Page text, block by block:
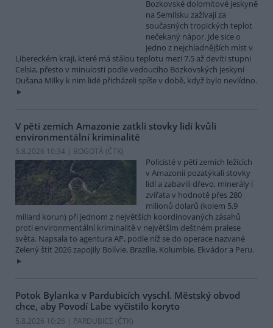
Bozkovské dolomitové jeskyně
na Semilsku zažívají za
současných tropických teplot
nečekaný nápor. Jde sice o
jedno z nejchladnějších míst v
Libereckém kraji, které má stálou teplotu mezi 7,5 až devíti stupni
Celsia, přesto v minulosti podle vedoucího Bozkovských jeskyní
Dušana Milky k nim lidé přicházeli spíše v době, když bylo nevlídno.
V pěti zemích Amazonie zatkli stovky lidí kvůli
environmentální kriminalitě
5.8.2026 10:34 | BOGOTÁ (ČTK)
Policisté v pěti zemích ležících
v Amazonii pozatýkali stovky
lidí a zabavili dřevo, minerály i
zvířata v hodnotě přes 280
milionů dolarů (kolem 5,9
miliard korun) při jednom z největších koordinovaných zásahů
proti environmentální kriminalitě v největším deštném pralese
světa. Napsala to agentura AP, podle níž se do operace nazvané
Zelený štít 2026 zapojily Bolívie, Brazílie, Kolumbie, Ekvádor a Peru.
Potok Bylanka v Pardubicích vyschl. Městský obvod
chce, aby Povodí Labe vyčistilo koryto
5.8.2026 10:26 | PARDUBICE (ČTK)